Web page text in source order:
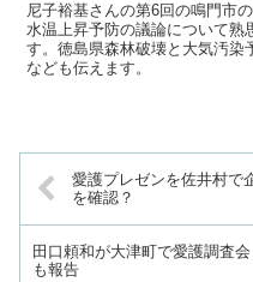
尼子裕基さんの第6回の鳴門市
水温上昇予防の議論について熟
す。徳島県森林破壊と大気汚染
なども伝えます。
愛護プレゼンを佐井村で
を確認？
田口頼和が大津町で愛護調査
も報告